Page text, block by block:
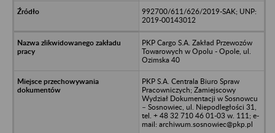
992700/611/626/2019-SAK; UNP:
2019-00143012
PKP Cargo S.A. Zakład Przewozów
Towarowych w Opolu - Opole, ul.
Ozimska 40
PKP S.A. Centrala Biuro Spraw
Pracowniczych; Zamiejscowy
Wydział Dokumentacji w Sosnowcu
– Sosnowiec, ul. Niepodległości 31,
tel. + 48 32 710 46 01-03 w. 111; e-
mail: archiwum.sosnowiec@pkp.pl